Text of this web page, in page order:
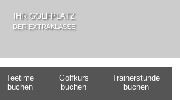
IHR GOLFPLATZ
DER EXTRAKLASSE
Teetime
buchen
Golfkurs
buchen
Trainerstunde
buchen